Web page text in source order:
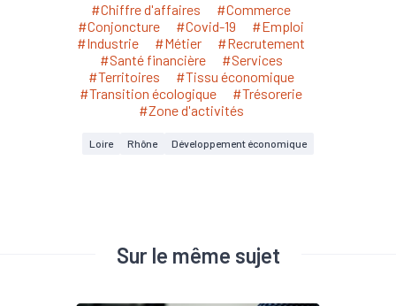
#Chiffre d'affaires
#Commerce
#Conjoncture
#Covid-19
#Emploi
#Industrie
#Métier
#Recrutement
#Santé financière
#Services
#Territoires
#Tissu économique
#Transition écologique
#Trésorerie
#Zone d'activités
Loire Rhône Développement économique
Sur le même sujet